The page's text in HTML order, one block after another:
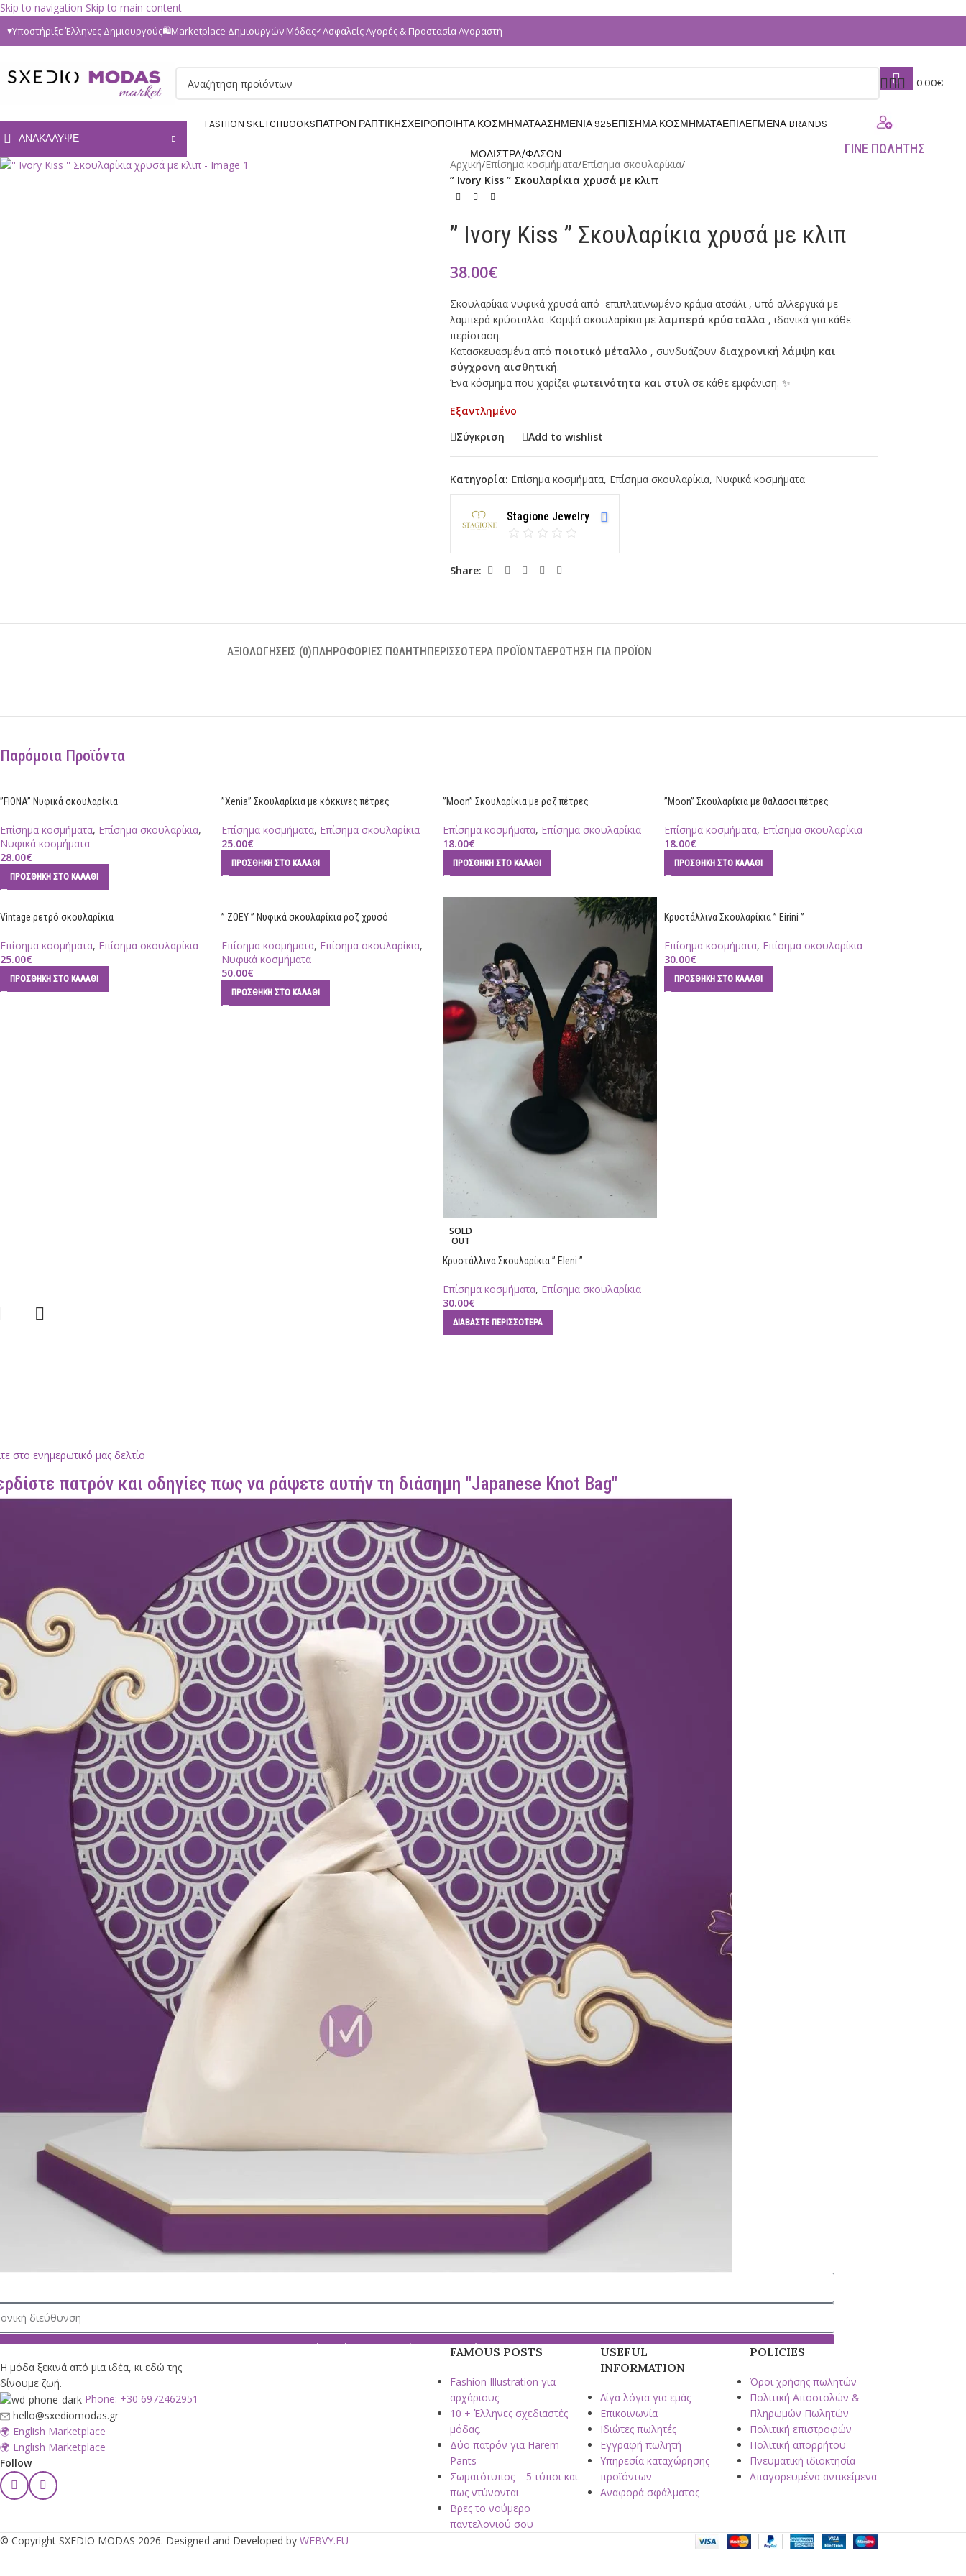
Skip to navigation Skip to main content
♥Υποστήριξε Έλληνες Δημιουργούς🛍Marketplace Δημιουργών Μόδας✓Ασφαλείς Αγορές & Προστασία Αγοραστή
0.00€
ΑΝΑΚΆΛΥΨΕ
FASHION SKETCHBOOKSΠΑΤΡΟΝ ΡΑΠΤΙΚΗΣΧΕΙΡΟΠΟΙΗΤΑ ΚΟΣΜΗΜΑΤΑΑΣΗΜΕΝΙΑ 925ΕΠΙΣΗΜΑ ΚΟΣΜΗΜΑΤΑΕΠΙΛΕΓΜΕΝΑ BRANDS
ΜΟΔΙΣΤΡΑ/ΦΑΣΟΝ ΓΙΝΕ ΠΩΛΗΤΗΣ
Αρχική/Επίσημα κοσμήματα/Επίσημα σκουλαρίκια/
” Ivory Kiss ” Σκουλαρίκια χρυσά με κλιπ
” Ivory Kiss ” Σκουλαρίκια χρυσά με κλιπ
38.00€
Σκουλαρίκια νυφικά χρυσά από επιπλατινωμένο κράμα ατσάλι , υπό αλλεργικά με
λαμπερά κρύσταλλα .Κομψά σκουλαρίκια με λαμπερά κρύσταλλα , ιδανικά για κάθε
περίσταση.
Κατασκευασμένα από ποιοτικό μέταλλο , συνδυάζουν διαχρονική λάμψη και
σύγχρονη αισθητική.
Ένα κόσμημα που χαρίζει φωτεινότητα και στυλσε κάθε εμφάνιση. ✨
Εξαντλημένο
Σύγκριση
Add to wishlist
Κατηγορία: Επίσημα κοσμήματα, Επίσημα σκουλαρίκια, Νυφικά κοσμήματα
Stagione Jewelry
Share:
ΑΞΙΟΛΟΓΉΣΕΙΣ (0)ΠΛΗΡΟΦΟΡΊΕΣ ΠΩΛΗΤΉΠΕΡΙΣΣΌΤΕΡΑ ΠΡΟΪΌΝΤΑΕΡΏΤΗΣΗ ΓΙΑ ΠΡΟΪΌΝ
Παρόμοια Προϊόντα
”FIONA” Νυφικά σκουλαρίκια
Επίσημα κοσμήματα, Επίσημα σκουλαρίκια,
Νυφικά κοσμήματα
28.00€
ΠΡΟΣΘΉΚΗ ΣΤΟ ΚΑΛΆΘΙ
”Xenia” Σκουλαρίκια με κόκκινες πέτρες
Επίσημα κοσμήματα, Επίσημα σκουλαρίκια
25.00€
ΠΡΟΣΘΉΚΗ ΣΤΟ ΚΑΛΆΘΙ
”Moon” Σκουλαρίκια με ροζ πέτρες
Επίσημα κοσμήματα, Επίσημα σκουλαρίκια
18.00€
ΠΡΟΣΘΉΚΗ ΣΤΟ ΚΑΛΆΘΙ
”Moon” Σκουλαρίκια με θαλασσι πέτρες
Επίσημα κοσμήματα, Επίσημα σκουλαρίκια
18.00€
ΠΡΟΣΘΉΚΗ ΣΤΟ ΚΑΛΆΘΙ
Vintage ρετρό σκουλαρίκια
Επίσημα κοσμήματα, Επίσημα σκουλαρίκια
25.00€
ΠΡΟΣΘΉΚΗ ΣΤΟ ΚΑΛΆΘΙ
” ZOEY ” Νυφικά σκουλαρίκια ροζ χρυσό
Επίσημα κοσμήματα, Επίσημα σκουλαρίκια,
Νυφικά κοσμήματα
50.00€
ΠΡΟΣΘΉΚΗ ΣΤΟ ΚΑΛΆΘΙ
SOLD
OUT
Κρυστάλλινα Σκουλαρίκια ” Eleni ”
Επίσημα κοσμήματα, Επίσημα σκουλαρίκια
30.00€
ΔΙΑΒΆΣΤΕ ΠΕΡΙΣΣΌΤΕΡΑ
Κρυστάλλινα Σκουλαρίκια ” Eirini ”
Επίσημα κοσμήματα, Επίσημα σκουλαρίκια
30.00€
ΠΡΟΣΘΉΚΗ ΣΤΟ ΚΑΛΆΘΙ
στο ενημερωτικό μας δελτίο
πατρόν και οδηγίες πως να ράψετε αυτήν τη διάσημη "Japanese Knot Bag"
Θέλω νέα, προσφορές & το πατρόν
Η μόδα ξεκινά από μια ιδέα, κι εδώ της
δίνουμε ζωή.
Phone: +30 6972462951
hello@sxediomodas.gr
🌍 English Marketplace
🌍 English Marketplace
Follow
FAMOUS POSTS
Fashion Illustration για
αρχάριους
10 + Έλληνες σχεδιαστές
μόδας.
Δύο πατρόν για Harem
Pants
Σωματότυπος – 5 τύποι και
πως ντύνονται
Βρες το νούμερο
παντελονιού σου
USEFUL
INFORMATION
Λίγα λόγια για εμάς
Επικοινωνία
Ιδιώτες πωλητές
Εγγραφή πωλητή
Υπηρεσία καταχώρησης
προϊόντων
Αναφορά σφάλματος
POLICIES
Όροι χρήσης πωλητών
Πολιτική Αποστολών &
Πληρωμών Πωλητών
Πολιτική επιστροφών
Πολιτική απορρήτου
Πνευματική ιδιοκτησία
Απαγορευμένα αντικείμενα
© Copyright SXEDIO MODAS 2026. Designed and Developed by WEBVY.EU